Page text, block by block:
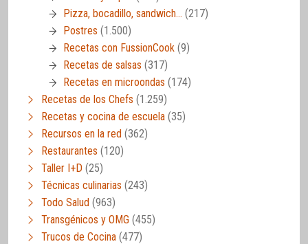
Pizza, bocadillo, sandwich… (217)
Postres (1.500)
Recetas con FussionCook (9)
Recetas de salsas (317)
Recetas en microondas (174)
Recetas de los Chefs (1.259)
Recetas y cocina de escuela (35)
Recursos en la red (362)
Restaurantes (120)
Taller I+D (25)
Técnicas culinarias (243)
Todo Salud (963)
Transgénicos y OMG (455)
Trucos de Cocina (477)